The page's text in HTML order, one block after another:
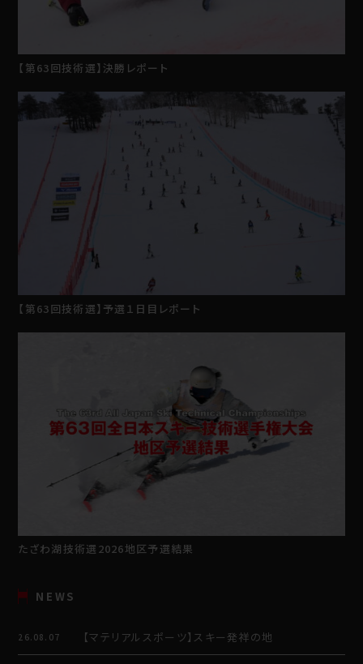
【第63回技術選】決勝レポート
【第63回技術選】予選１日目レポート
たざわ湖技術選2026地区予選結果
NEWS
26.08.07 【マテリアルスポーツ】スキー発祥の地